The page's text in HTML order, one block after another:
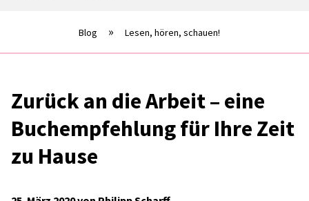
Blog Lesen, hören, schauen!
Zurück an die Arbeit – eine
Buch­emp­feh­lung für Ihre Zeit
zu Hause